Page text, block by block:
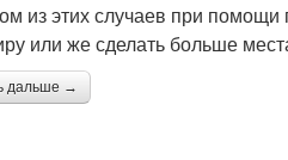
из этих случаев при помощи
или же сделать больше
дальше →